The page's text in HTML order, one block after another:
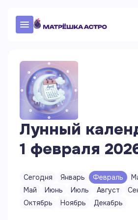
Лунный
1 февраля
Сегодня Январь Февраль
Май
Июнь Июль Август
Октябрь
Ноябрь Декабрь